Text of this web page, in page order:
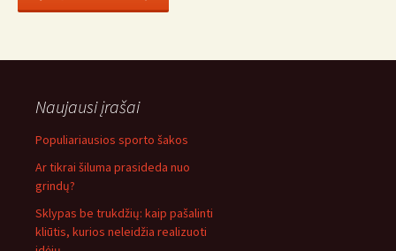
Naujausi įrašai
Populiariausios sporto šakos
Ar tikrai šiluma prasideda nuo
grindų?
Sklypas be trukdžių: kaip pašalinti
kliūtis, kurios neleidžia realizuoti